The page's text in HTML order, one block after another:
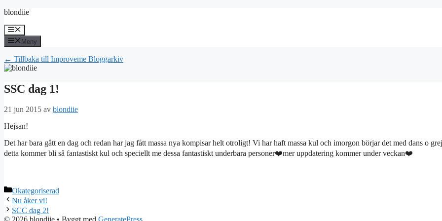
Hoppa
innehåll
blondiie
Meny
Meny
← Tillbaka till Improveme Bloggarkiv
SSC dag 1!
21 jun 2015 av blondiie
Hejsan!
Det har bara gått en dag och redan har jag fått massa nya kompisar helt otroligt! Vi har haft massa kul och imorgon börjar det med dans o
detta kommer bli så fantastiskt kul och speciellt me dessa fantastiskt underbara personer❤️mer uppdatering kommer under veckan❤️
Kategorier
Okategoriserad
Nu åker vi!
SCC dag 2!